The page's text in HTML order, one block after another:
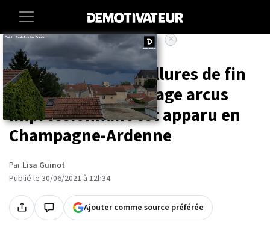
Accueil Environnement
« Le ciel avait des allures de fin
du monde » : un nuage arcus
impressionnant est apparu en
Champagne-Ardenne
Par Lisa Guinot
Publié le 30/06/2021 à 12h34
Ajouter comme source préférée
×